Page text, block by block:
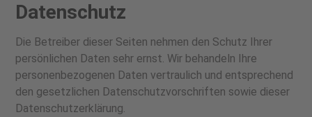
Datenschutz
Die Betreiber dieser Seiten nehmen den Schutz Ihrer
persönlichen Daten sehr ernst. Wir behandeln Ihre
personenbezogenen Daten vertraulich und entsprechend
den gesetzlichen Datenschutzvorschriften sowie dieser
Datenschutzerklärung.